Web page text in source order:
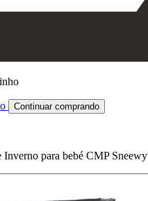
Continuar comprando
Inverno para bebé CMP Sneewy